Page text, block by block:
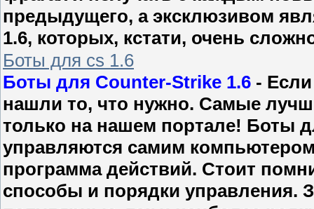
предыдущего, а эксклюзивом
1.6, которых, кстати, очень
Боты для cs 1.6
Боты для Counter-Strike 1.6 -
нашли то, что нужно. Самые
только на нашем портале! Боты
управляются самим
программа действий. Стоит
способы и порядки управления.